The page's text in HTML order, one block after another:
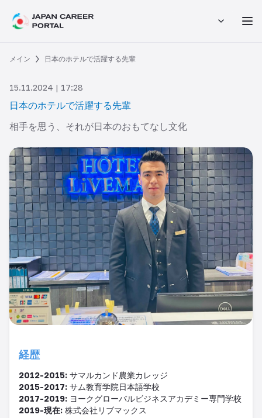
メイン 日本のホテルで活躍する先輩
15.11.2024 | 17:28
日本のホテルで活躍する先輩
相手を思う、それが日本のおもてなし文化
経歴
2012-2015: サマルカンド農業カレッジ
2015-2017: サム教育学院日本語学校
2017-2019: ヨークグローバルビジネスアカデミー専門学校
2019-現在: 株式会社リブマックス